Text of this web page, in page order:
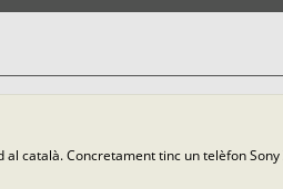
català. Concretament tinc un telèfon